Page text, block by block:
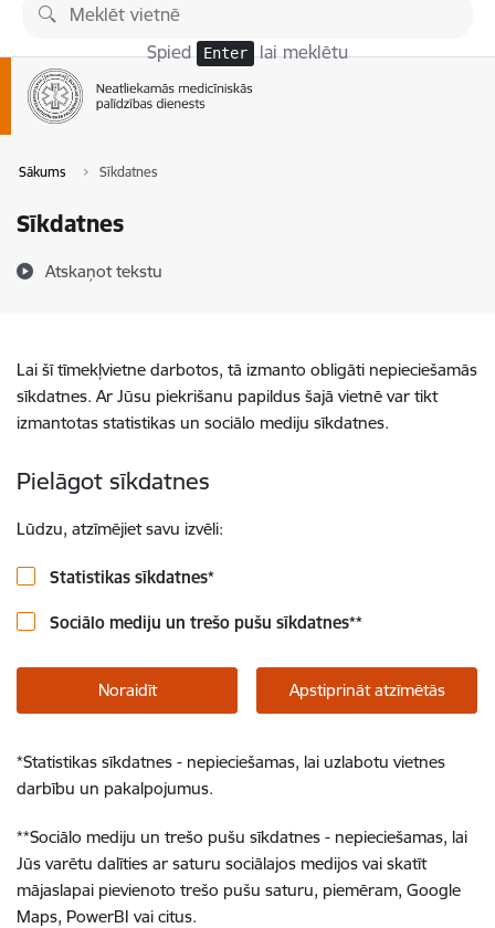
Pāriet uz lapas saturu
Spied Enter lai meklētu
Sākums Sīkdatnes
Sīkdatnes
Atskaņot tekstu
Lai šī tīmekļvietne darbotos, tā izmanto obligāti nepieciešamās
sīkdatnes. Ar Jūsu piekrišanu papildus šajā vietnē var tikt
izmantotas statistikas un sociālo mediju sīkdatnes.
Pielāgot sīkdatnes
Lūdzu, atzīmējiet savu izvēli:
Statistikas sīkdatnes*
Sociālo mediju un trešo pušu sīkdatnes**
Noraidīt Apstiprināt atzīmētās
*Statistikas sīkdatnes - nepieciešamas, lai uzlabotu vietnes
darbību un pakalpojumus.
**Sociālo mediju un trešo pušu sīkdatnes - nepieciešamas, lai
Jūs varētu dalīties ar saturu sociālajos medijos vai skatīt
mājaslapai pievienoto trešo pušu saturu, piemēram, Google
Maps, PowerBI vai citus.